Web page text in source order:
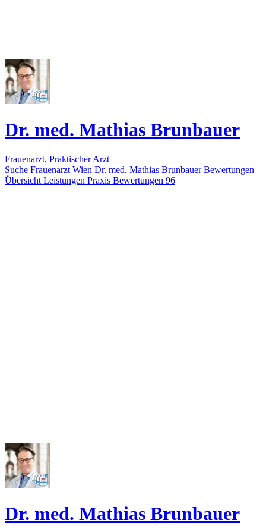
Dr. med. Mathias Brunbauer
Frauenarzt, Praktischer Arzt
Suche Frauenarzt Wien Dr. med. Mathias Brunbauer Bewertungen
Übersicht Leistungen Praxis Bewertungen 96
Dr. med. Mathias Brunbauer